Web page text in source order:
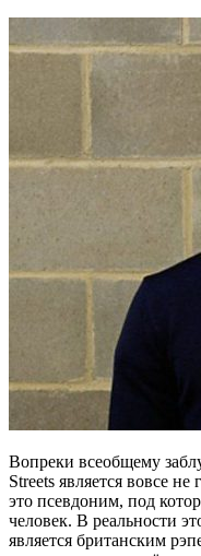
Вопреки всеобщему
Streets является вовсе
это псевдоним, под
человек. В реальности
является британским